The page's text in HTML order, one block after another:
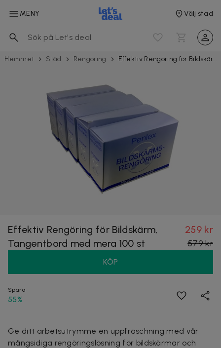
MENY Välj stad
Hemmet Städ Rengöring Effektiv Rengöring för Bildskärm, Tangentbord med mera 100 st
Effektiv Rengöring för Bildskärm,
Tangentbord med mera 100 st
259 kr
579 kr
KÖP
Spara
55%
Ge ditt arbetsutrymme en uppfräschning med vår
mångsidiga rengöringslösning för bildskärmar och